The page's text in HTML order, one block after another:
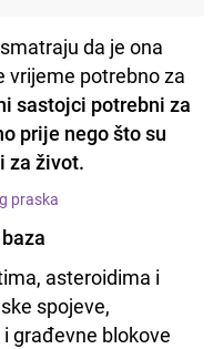
da je ona
vrijeme potrebno za
sastojci potrebni za
prije nego što su
za život.
praska
asteroidima i
spojeve,
građevne blokove